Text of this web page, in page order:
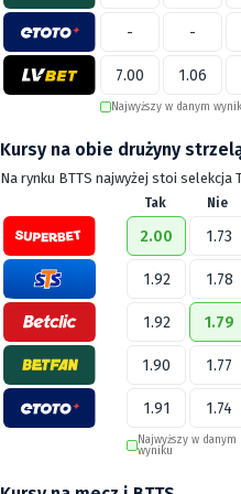
- -
7.00 1.06
Najwyższy w danym
Kursy na obie drużyny
Na rynku BTTS najwyżej stoi selekcja
Tak Nie
2.00 1.73
1.92 1.78
1.92 1.79
1.90 1.77
1.91 1.74
Najwyższy w danym
wyniku